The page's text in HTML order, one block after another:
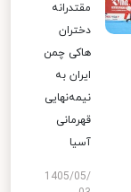
مقتدرانه
دختران
هاکی چمن
ایران به
نیمه‌نهایی
قهرمانی
آسیا
1405/05/